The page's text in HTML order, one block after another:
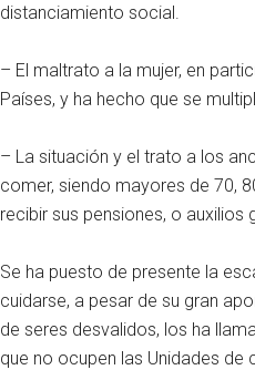
distanciamiento social.
– El maltrato a la mujer, en
Países, y ha hecho que se
– La situación y el trato a los
comer, siendo mayores de 70,
recibir sus pensiones, o auxilios
Se ha puesto de presente la
cuidarse, a pesar de su gran
de seres desvalidos, los ha
que no ocupen las Unidades